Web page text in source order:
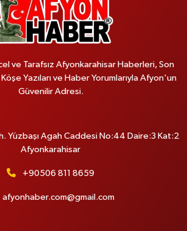
ve Tarafsız Afyonkarahisar Haberleri, Son
Yazıları ve Haber Yorumlarıyla Afyon'un
Güvenilir Adresi.
Yüzbaşı Agah Caddesi No:44 Daire:3 Kat:2
Afyonkarahisar
+90506 811 8659
afyonhaber.com@gmail.com